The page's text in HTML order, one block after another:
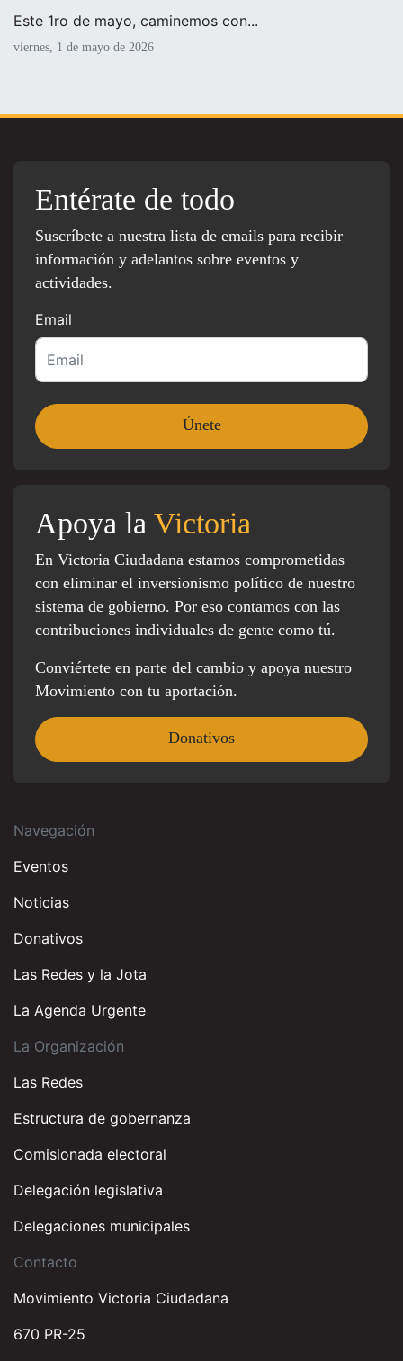
Este 1ro de mayo, caminemos con...
viernes, 1 de mayo de 2026
Entérate de todo
Suscríbete a nuestra lista de emails para recibir
información y adelantos sobre eventos y
actividades.
Email
Apoya la Victoria
En Victoria Ciudadana estamos comprometidas
con eliminar el inversionismo político de nuestro
sistema de gobierno. Por eso contamos con las
contribuciones individuales de gente como tú.
Conviértete en parte del cambio y apoya nuestro
Movimiento con tu aportación.
Donativos
Navegación
Eventos
Noticias
Donativos
Las Redes y la Jota
La Agenda Urgente
La Organización
Las Redes
Estructura de gobernanza
Comisionada electoral
Delegación legislativa
Delegaciones municipales
Contacto
Movimiento Victoria Ciudadana
670 PR-25